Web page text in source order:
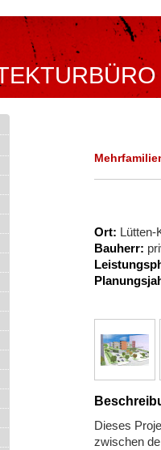
Ort: Lütten-
Bauherr:
Dieses
zwischen